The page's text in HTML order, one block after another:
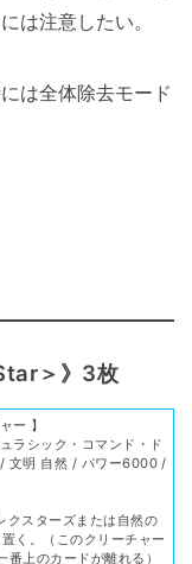
は注意したい。
は全体除去モード
＞》3枚
ー 】
ラシック・コマンド・ド
文明 自然 / パワー6000 /
クスターズまたは自然の
く。（このクリーチャー
上のカードが離れる）